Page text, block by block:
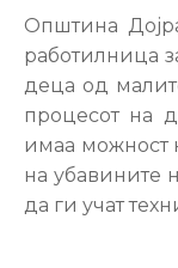
Настани
Општина
работилница
деца од
процесот на
имаа можност
на убавините
да ги учат